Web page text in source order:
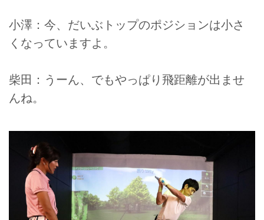
小澤：今、だいぶトップのポジションは小さ
くなっていますよ。
柴田：うーん、でもやっぱり飛距離が出ませ
んね。